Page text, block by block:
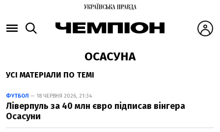
ОСАСУНА
УСІ МАТЕРІАЛИ ПО ТЕМІ
ФУТБОЛ — 18 ЧЕРВНЯ 2026, 21:34
Ліверпуль за 40 млн євро підписав вінгера
Осасуни